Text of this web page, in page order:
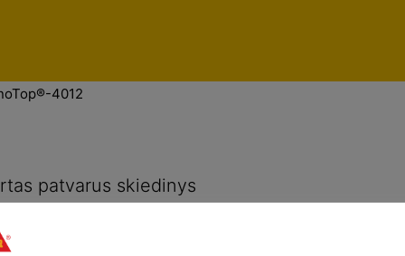
4012
patvarus skiedinys
nuostatų centras